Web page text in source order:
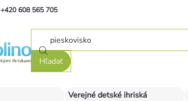
+420 608 565 705
Hľadať
Verejné detské ihriská